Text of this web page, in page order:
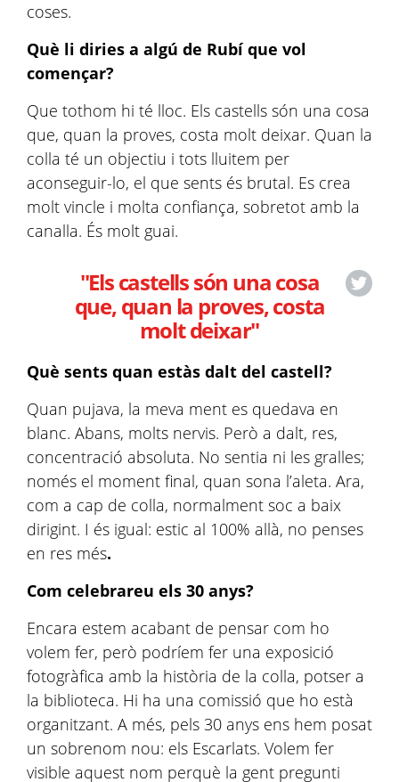
coses.
Què li diries a algú de Rubí que vol
començar?
Que tothom hi té lloc. Els castells són una cosa
que, quan la proves, costa molt deixar. Quan la
colla té un objectiu i tots lluitem per
aconseguir-lo, el que sents és brutal. Es crea
molt vincle i molta confiança, sobretot amb la
canalla. És molt guai.
"Els castells són una cosa
que, quan la proves, costa
molt deixar"
Què sents quan estàs dalt del castell?
Quan pujava, la meva ment es quedava en
blanc. Abans, molts nervis. Però a dalt, res,
concentració absoluta. No sentia ni les gralles;
només el moment final, quan sona l’aleta. Ara,
com a cap de colla, normalment soc a baix
dirigint. I és igual: estic al 100% allà, no penses
en res més.
Com celebrareu els 30 anys?
Encara estem acabant de pensar com ho
volem fer, però podríem fer una exposició
fotogràfica amb la història de la colla, potser a
la biblioteca. Hi ha una comissió que ho està
organitzant. A més, pels 30 anys ens hem posat
un sobrenom nou: els Escarlats. Volem fer
visible aquest nom perquè la gent pregunti